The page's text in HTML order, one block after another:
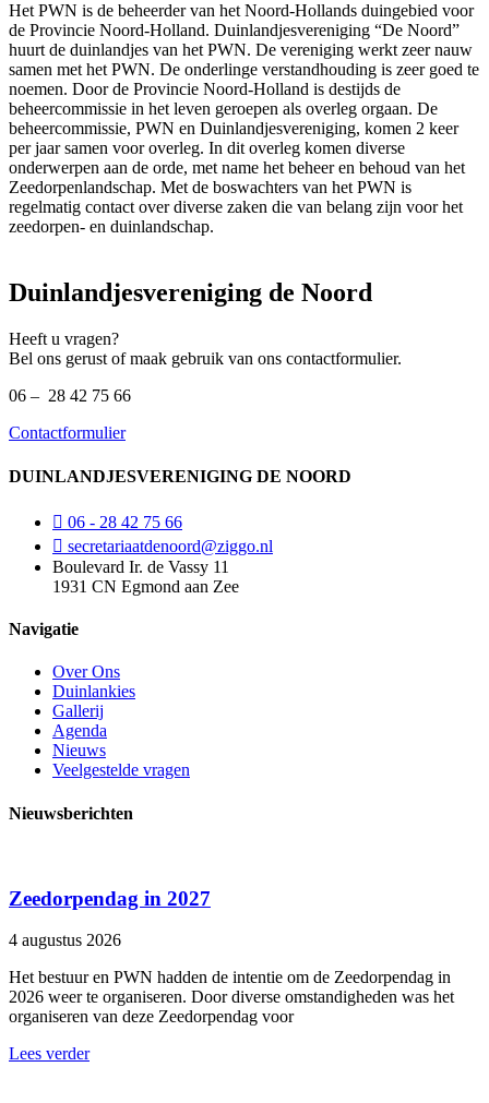
Het PWN is de beheerder van het Noord-Hollands duingebied voor
de Provincie Noord-Holland. Duinlandjesvereniging “De Noord”
huurt de duinlandjes van het PWN. De vereniging werkt zeer nauw
samen met het PWN. De onderlinge verstandhouding is zeer goed te
noemen. Door de Provincie Noord-Holland is destijds de
beheercommissie in het leven geroepen als overleg orgaan. De
beheercommissie, PWN en Duinlandjesvereniging, komen 2 keer
per jaar samen voor overleg. In dit overleg komen diverse
onderwerpen aan de orde, met name het beheer en behoud van het
Zeedorpenlandschap. Met de boswachters van het PWN is
regelmatig contact over diverse zaken die van belang zijn voor het
zeedorpen- en duinlandschap.
Duinlandjesvereniging de Noord
Heeft u vragen?
Bel ons gerust of maak gebruik van ons contactformulier.
06 – 28 42 75 66
Contactformulier
DUINLANDJESVERENIGING DE NOORD
06 - 28 42 75 66
secretariaatdenoord@ziggo.nl
Boulevard Ir. de Vassy 11
1931 CN Egmond aan Zee
Navigatie
Over Ons
Duinlankies
Gallerij
Agenda
Nieuws
Veelgestelde vragen
Nieuwsberichten
Zeedorpendag in 2027
4 augustus 2026
Het bestuur en PWN hadden de intentie om de Zeedorpendag in
2026 weer te organiseren. Door diverse omstandigheden was het
organiseren van deze Zeedorpendag voor
Lees verder